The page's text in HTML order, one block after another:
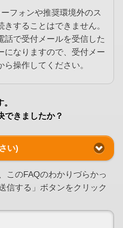
フォンや推奨環境外のス
することはできません。
話で受付メールを受信した
になりますので、受付メー
操作してください。
できましたか？
い)
このFAQのわかりづらかっ
信する」ボタンをクリック